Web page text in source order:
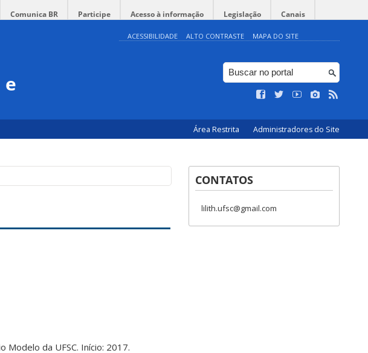
Comunica BR Participe Acesso à informação Legislação Canais
ACESSIBILIDADE ALTO CONTRASTE MAPA DO SITE
Área Restrita Administradores do Site
Modelo da UFSC. Início: 2017.
CONTATOS
lilith.ufsc@gmail.com